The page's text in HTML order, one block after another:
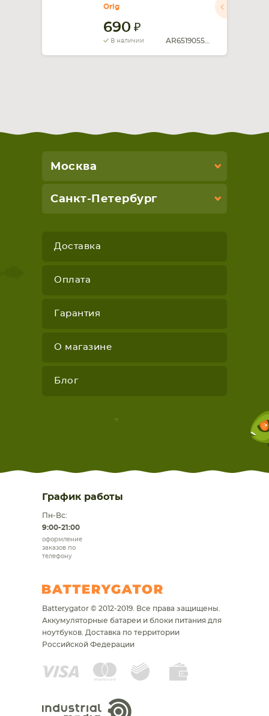
Orig
690
В наличии
Москва
Санкт-Петербург
Доставка
Оплата
Гарантия
О магазине
Блог
График работы
Пн-Вс:
9:00-21:00
оформление
заказов по
телефону
Batterygator © 2012-2019. Все права защищены.
Аккумуляторные батареи и блоки питания для
ноутбуков. Доставка по территории
Российской Федерации